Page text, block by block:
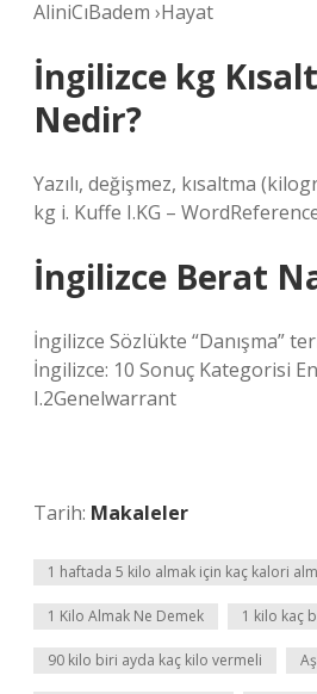
AliniCıBadem ›Hayat
İngilizce kg
Nedir?
Yazılı, değişmez, kısaltma
kg i. Kuffe I.KG –
İngilizce Berat
İngilizce Sözlükte “Danışma”
İngilizce: 10 Sonuç Kategorisi
I.2Genelwarrant
Tarih: Makaleler
1 haftada 5 kilo almak için kaç kalori
1 Kilo Almak Ne Demek 1 kilo kaç
90 kilo biri ayda kaç kilo vermeli